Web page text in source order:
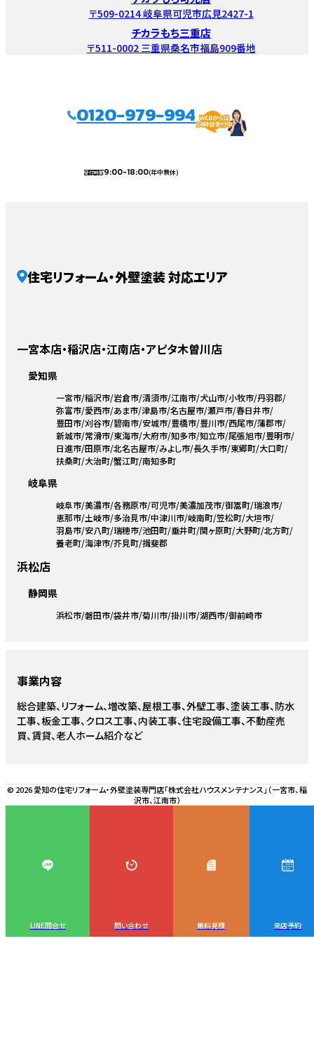
〒509-0214 岐阜県可児市広見2427-1
チカラもち三重店
〒511-0002 三重県桑名市福島909番地
0120-979-994
受付時間9:00-18:00(年中無休)
住宅リフォーム・外壁塗装 対応エリア
一宮本店・稲沢店・江南店・アピタ木曽川店
愛知県
一宮市 稲沢市 岩倉市 清須市 江南市 犬山市 小牧市 丹羽郡
弥富市 愛西市 あま市 津島市 名古屋市 瀬戸市 春日井市
豊田市 刈谷市 碧南市 安城市 豊橋市 豊川市 西尾市 蒲郡市
新城市 常滑市 東海市 大府市 知多市 知立市 尾張旭市 豊明市
日進市 田原市 北名古屋市 みよし市 長久手市 東郷町 大口町
扶桑町 大治町 蟹江町 南知多町
岐阜県
岐阜市 美濃市 各務原市 可児市 美濃加茂市 御嵩町 瑞浪市
恵那市 土岐市 多治見市 中津川市 岐南町 笠松町 大垣市
羽島市 安八町 瑞穂市 池田町 垂井町 関ヶ原町 大野町 北方町
養老町 海津市 芥見町 揖斐郡
浜松店
静岡県
浜松市 磐田市 袋井市 菊川市 掛川市 湖西市 御前崎市
事業内容
総合建築、リフォーム、増改築、屋根工事、外壁工事、塗装工事、防水
工事、板金工事、クロス工事、内装工事、住宅設備工事、不動産売
買、賃貸、老人ホーム紹介など
© 2026 愛知の住宅リフォーム・外壁塗装専門店「株式会社ハウスメンテナンス」（一宮市、稲
沢市、江南市）
LINE問合せ 問い合わせ 無料見積 来店予約